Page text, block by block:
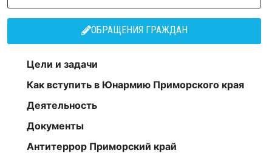
ОБРАЩЕНИЯ ГРАЖДАН
Цели и задачи
Как вступить в Юнармию Приморского края
Деятельность
Документы
Антитеррор Приморский край